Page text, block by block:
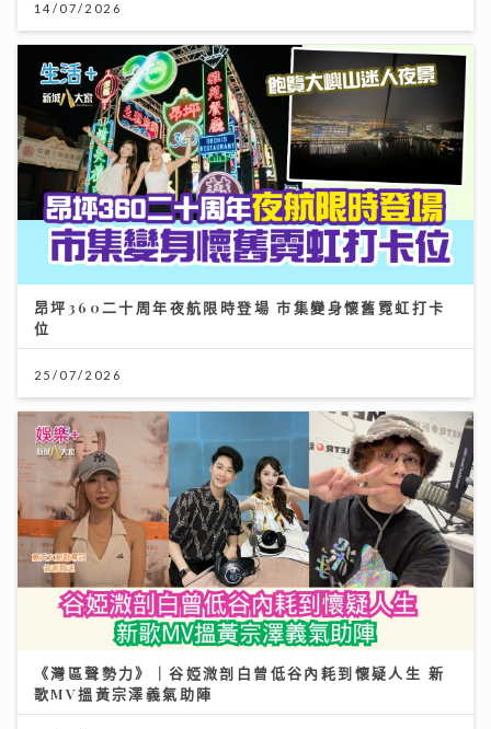
14/07/2026
昂坪360二十周年夜航限時登場 市集變身懷舊霓虹打卡
位
25/07/2026
《灣區聲勢力》｜谷婭溦剖白曾低谷內耗到懷疑人生 新
歌MV搵黃宗澤義氣助陣